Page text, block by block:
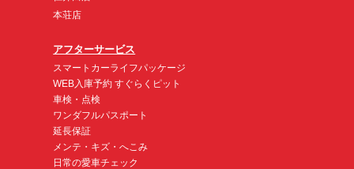
本荘店
アフターサービス
スマートカーライフパッケージ
WEB入庫予約 すぐらくピット
車検・点検
ワンダフルパスポート
延長保証
メンテ・キズ・へこみ
日常の愛車チェック